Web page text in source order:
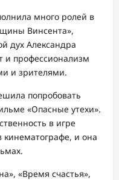
много ролей в
Винсента»,
дух Александра
и профессионализм
и зрителями.
попробовать
«Опасные утехи».
в игре
кинематографе, и она
«Время счастья»,